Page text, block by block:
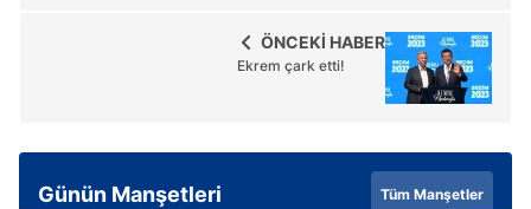
ÖNCEKİ HABER
Ekrem çark etti!
Günün Manşetleri Tüm Manşetler